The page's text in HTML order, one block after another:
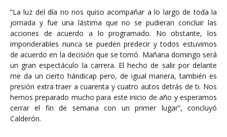
“La luz del día no nos quiso acompañar a lo largo de toda la
jornada y fue una lástima que no se pudieran concluir las
acciones de acuerdo a lo programado. No obstante, los
imponderables nunca se pueden predecir y todos estuvimos
de acuerdo en la decisión que se tomó. Mañana domingo será
un gran espectáculo la carrera. El hecho de salir por delante
me da un cierto hándicap pero, de igual manera, también es
presión extra traer a cuarenta y cuatro autos detrás de ti. Nos
hemos preparado mucho para este inicio de año y esperamos
cerrar el fin de semana con un primer lugar”, concluyó
Calderón.